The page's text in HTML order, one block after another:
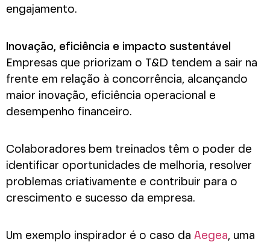
engajamento.
Inovação, eficiência e impacto sustentável
Empresas que priorizam o T&D tendem a sair na
frente em relação à concorrência, alcançando
maior inovação, eficiência operacional e
desempenho financeiro.
Colaboradores bem treinados têm o poder de
identificar oportunidades de melhoria, resolver
problemas criativamente e contribuir para o
crescimento e sucesso da empresa.
Um exemplo inspirador é o caso da Aegea, uma